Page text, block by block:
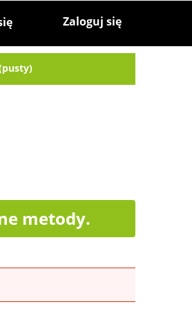
Zaloguj się
metody.